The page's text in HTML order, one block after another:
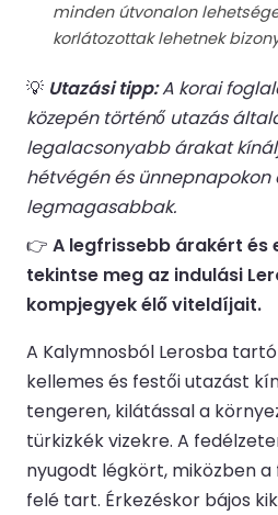
minden útvonalon
korlátozottak lehetnek
💡 Utazási tipp:A korai
közepén történő utazás
legalacsonyabb árakat
hétvégén és ünnepnapokon
legmagasabbak.
👉 A legfrissebb árakért és
tekintse meg az indulási
kompjegyek élő viteldíjait.
A Kalymnosból Lerosba
kellemes és festői utazást
tengeren, kilátással a
türkizkék vizekre. A
nyugodt légkört, miközben a
felé tart. Érkezéskor bájos